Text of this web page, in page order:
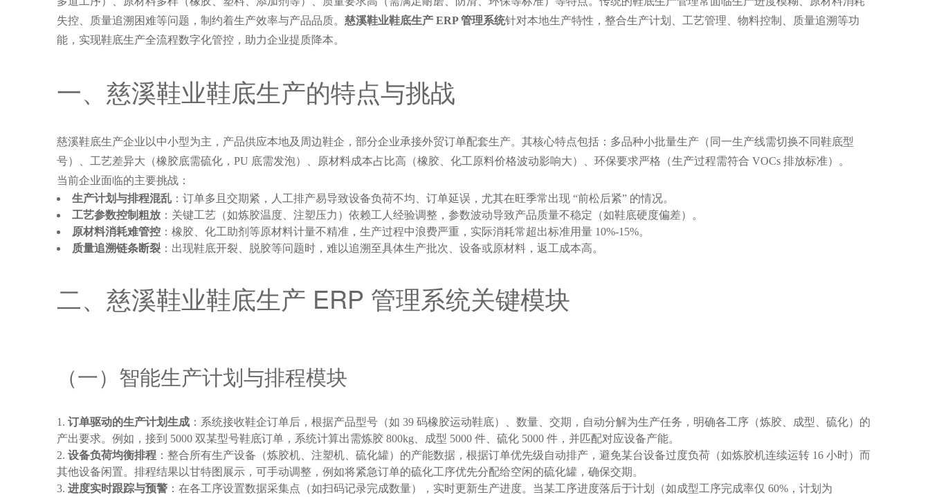
失控、质量追溯困难等问题，制约着生产效率与产品品质。 慈溪鞋业鞋底生产 ERP 管理系统针对本地生产特性，整合生产计划、工艺管理、物料控制、质量追溯等功
能，实现鞋底生产全流程数字化管控，助力企业提质降本。
一、慈溪鞋业鞋底生产的特点与挑战
慈溪鞋底生产企业以中小型为主，产品供应本地及周边鞋企，部分企业承接外贸订单配套生产。其核心特点包括：多品种小批量生产（同一生产线需切换不同鞋底型
号）、工艺差异大（橡胶底需硫化，PU 底需发泡）、原材料成本占比高（橡胶、化工原料价格波动影响大）、环保要求严格（生产过程需符合 VOCs 排放标准）。
当前企业面临的主要挑战：
生产计划与排程混乱 ：订单多且交期紧，人工排产易导致设备负荷不均、订单延误，尤其在旺季常出现 “前松后紧” 的情况。
工艺参数控制粗放 ：关键工艺（如炼胶温度、注塑压力）依赖工人经验调整，参数波动导致产品质量不稳定（如鞋底硬度偏差）。
原材料消耗难管控 ：橡胶、化工助剂等原材料计量不精准，生产过程中浪费严重，实际消耗常超出标准用量 10%-15%。
质量追溯链条断裂 ：出现鞋底开裂、脱胶等问题时，难以追溯至具体生产批次、设备或原材料，返工成本高。
二、慈溪鞋业鞋底生产 ERP 管理系统关键模块
（一）智能生产计划与排程模块
订单驱动的生产计划生成 ：系统接收鞋企订单后，根据产品型号（如 39 码橡胶运动鞋底）、数量、交期，自动分解为生产任务，明确各工序（炼胶、成型、硫化）的
产出要求。例如，接到 5000 双某型号鞋底订单，系统计算出需炼胶 800kg、成型 5000 件、硫化 5000 件，并匹配对应设备产能。
设备负荷均衡排程 ：整合所有生产设备（炼胶机、注塑机、硫化罐）的产能数据，根据订单优先级自动排产，避免某台设备过度负荷（如炼胶机连续运转 16 小时）而
其他设备闲置。排程结果以甘特图展示，可手动调整，例如将紧急订单的硫化工序优先分配给空闲的硫化罐，确保交期。
进度实时跟踪与预警 ：在各工序设置数据采集点（如扫码记录完成数量），实时更新生产进度。当某工序进度落后于计划（如成型工序完成率仅 60%，计划为